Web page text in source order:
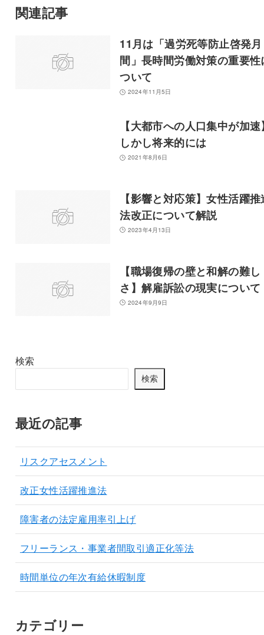
関連記事
11月は「過労死等防止啓発月
間」長時間労働対策の重要性
ついて
2024年11月5日
【大都市への人口集中が加速
しかし将来的には
2021年8月6日
【影響と対応策】女性活躍推
法改正について解説
2023年4月13日
【職場復帰の壁と和解の難し
さ】解雇訴訟の現実について
2024年9月9日
検索
検索
最近の記事
リスクアセスメント
改正女性活躍推進法
障害者の法定雇用率引上げ
フリーランス・事業者間取引適正化等法
時間単位の年次有給休暇制度
カテゴリー